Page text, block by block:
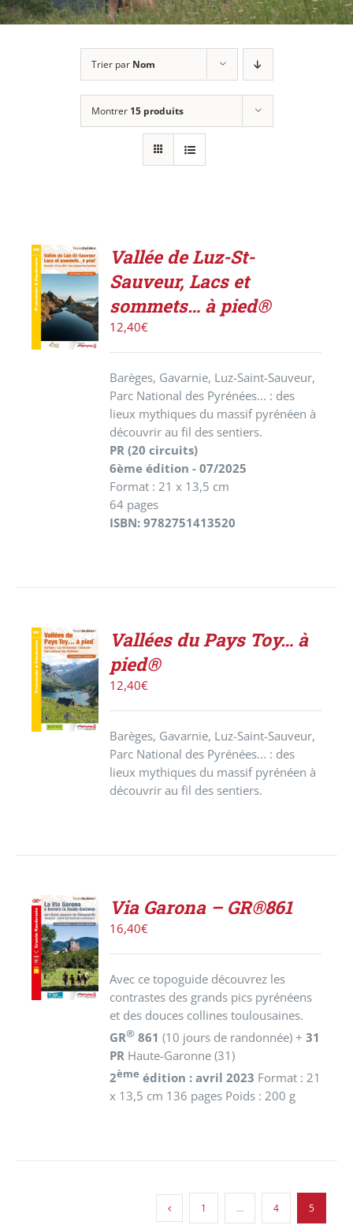
Trier par Nom
Montrer 15 produits
ACHETER
LE
PRODUIT
/
DÉTAILS
Vallée de Luz-St-
Sauveur, Lacs et
sommets… à pied®
12,40€
Barèges, Gavarnie, Luz-Saint-Sauveur,
Parc National des Pyrénées... : des
lieux mythiques du massif pyrénéen à
découvrir au fil des sentiers.
PR (20 circuits)
6ème édition - 07/2025
Format : 21 x 13,5 cm
64 pages
ISBN: 9782751413520
ACHETER
LE
PRODUIT
/
DÉTAILS
Vallées du Pays Toy… à
pied®
12,40€
Barèges, Gavarnie, Luz-Saint-Sauveur,
Parc National des Pyrénées... : des
lieux mythiques du massif pyrénéen à
découvrir au fil des sentiers.
AJOUTER
AU
PANIER
/
DÉTAILS
Via Garona – GR®861
16,40€
Avec ce topoguide découvrez les
contrastes des grands pics pyrénéens
et des douces collines toulousaines.
GR® 861(10 jours de randonnée) +31
PR Haute-Garonne (31)
2ème édition : avril 2023 Format : 21
x 13,5 cm 136 pages Poids : 200 g
1 … 4 5